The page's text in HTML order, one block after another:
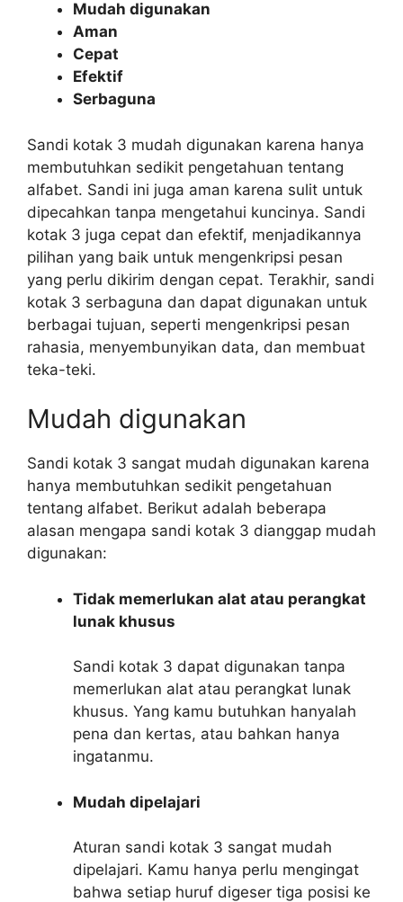
Mudah digunakan
Aman
Cepat
Efektif
Serbaguna
Sandi kotak 3 mudah digunakan karena hanya
membutuhkan sedikit pengetahuan tentang
alfabet. Sandi ini juga aman karena sulit untuk
dipecahkan tanpa mengetahui kuncinya. Sandi
kotak 3 juga cepat dan efektif, menjadikannya
pilihan yang baik untuk mengenkripsi pesan
yang perlu dikirim dengan cepat. Terakhir, sandi
kotak 3 serbaguna dan dapat digunakan untuk
berbagai tujuan, seperti mengenkripsi pesan
rahasia, menyembunyikan data, dan membuat
teka-teki.
Mudah digunakan
Sandi kotak 3 sangat mudah digunakan karena
hanya membutuhkan sedikit pengetahuan
tentang alfabet. Berikut adalah beberapa
alasan mengapa sandi kotak 3 dianggap mudah
digunakan:
Tidak memerlukan alat atau perangkat
lunak khusus
Sandi kotak 3 dapat digunakan tanpa
memerlukan alat atau perangkat lunak
khusus. Yang kamu butuhkan hanyalah
pena dan kertas, atau bahkan hanya
ingatanmu.
Mudah dipelajari
Aturan sandi kotak 3 sangat mudah
dipelajari. Kamu hanya perlu mengingat
bahwa setiap huruf digeser tiga posisi ke